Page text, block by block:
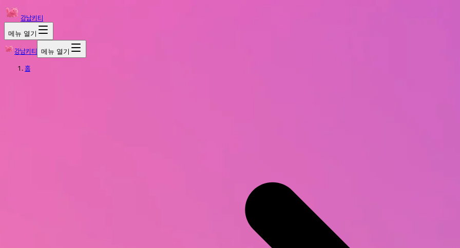
강남키티
메뉴 열기
강남키티 메뉴 열기
홈